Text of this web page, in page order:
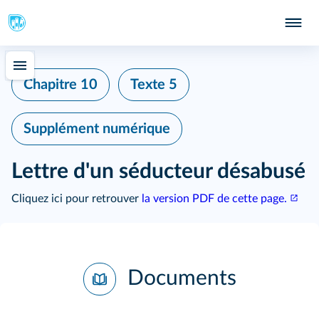
Chapitre 10 Texte 5
Supplément numérique
Lettre d'un séducteur désabusé
Cliquez ici pour retrouver la version PDF de cette page.
Documents